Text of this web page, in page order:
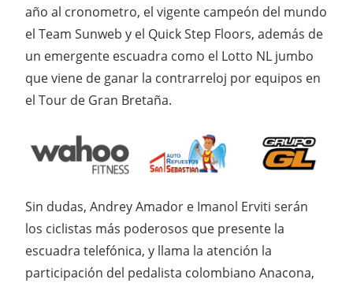
año al cronometro, el vigente campeón del mundo
el Team Sunweb y el Quick Step Floors, además de
un emergente escuadra como el Lotto NL jumbo
que viene de ganar la contrarreloj por equipos en
el Tour de Gran Bretaña.
Sin dudas, Andrey Amador e Imanol Erviti serán
los ciclistas más poderosos que presente la
escuadra telefónica, y llama la atención la
participación del pedalista colombiano Anacona,